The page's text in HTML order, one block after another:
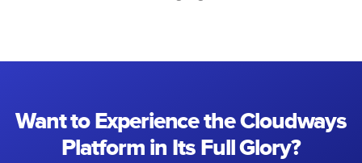
Want to Experience the Cloudways
Platform in Its Full Glory?